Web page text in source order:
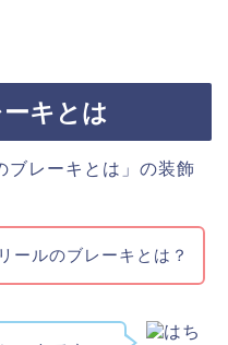
キとは
ールのブレーキとは？